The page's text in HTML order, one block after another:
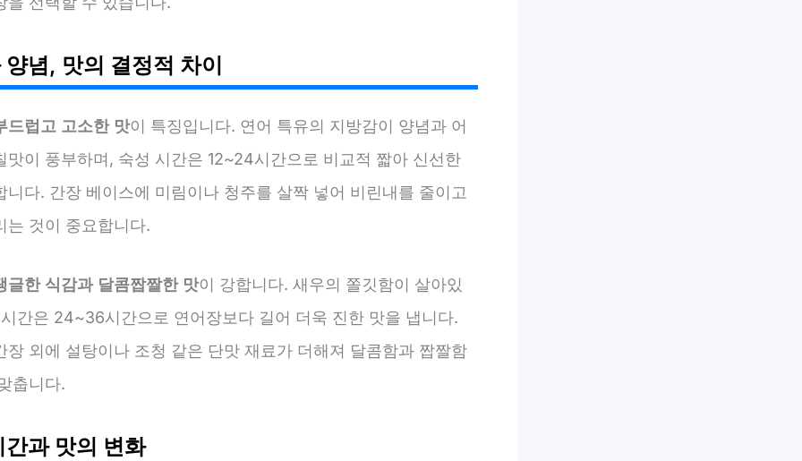
념, 맛의 결정적 차이
드럽고 고소한 맛이 특징입니다. 연어 특유의 지방감이 양념과 어
맛이 풍부하며, 숙성 시간은 12~24시간으로 비교적 짧아 신선한
니다. 간장 베이스에 미림이나 청주를 살짝 넣어 비린내를 줄이고
는 것이 중요합니다.
글한 식감과 달콤짭짤한 맛이 강합니다. 새우의 쫄깃함이 살아있
간은 24~36시간으로 연어장보다 길어 더욱 진한 맛을 냅니다.
장 외에 설탕이나 조청 같은 단맛 재료가 더해져 달콤함과 짭짤함
춥니다.
간과 맛의 변화